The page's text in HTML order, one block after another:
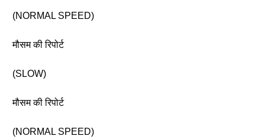
(NORMAL SPEED)
मौसम की रिपोर्ट
(SLOW)
मौसम की रिपोर्ट
(NORMAL SPEED)